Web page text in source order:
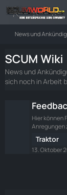
News und
SCUM Wiki
News und
sich noch in Arbeit
Hier können
Anregungen
e
Traktor
13. Oktober